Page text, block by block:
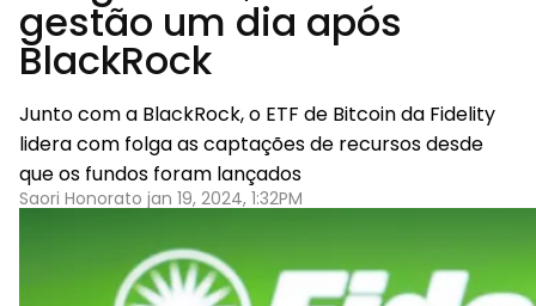
gestão um dia após
BlackRock
Junto com a BlackRock, o ETF de Bitcoin da Fidelity
lidera com folga as captações de recursos desde
que os fundos foram lançados
Saori Honorato jan 19, 2024, 1:32PM